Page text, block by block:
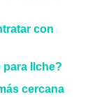
con
Ilche?
cercana